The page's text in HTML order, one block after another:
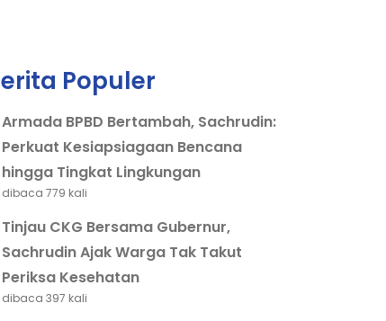
Populer
Armada BPBD Bertambah, Sachrudin:
Perkuat Kesiapsiagaan Bencana
hingga Tingkat Lingkungan
dibaca 779 kali
Tinjau CKG Bersama Gubernur,
Sachrudin Ajak Warga Tak Takut
Periksa Kesehatan
dibaca 397 kali